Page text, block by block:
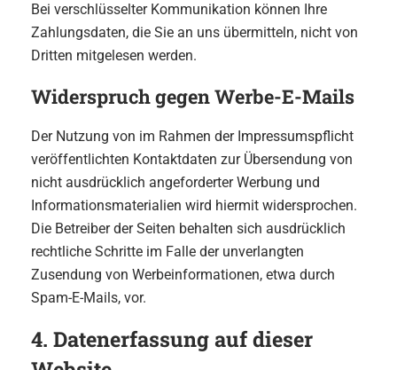
Bei verschlüsselter Kommunikation können Ihre
Zahlungsdaten, die Sie an uns übermitteln, nicht von
Dritten mitgelesen werden.
Widerspruch gegen Werbe-E-Mails
Der Nutzung von im Rahmen der Impressumspflicht
veröffentlichten Kontaktdaten zur Übersendung von
nicht ausdrücklich angeforderter Werbung und
Informationsmaterialien wird hiermit widersprochen.
Die Betreiber der Seiten behalten sich ausdrücklich
rechtliche Schritte im Falle der unverlangten
Zusendung von Werbeinformationen, etwa durch
Spam-E-Mails, vor.
4. Datenerfassung auf dieser